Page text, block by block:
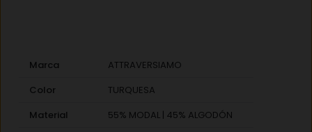
Marca
ATTRAVERSIAMO
Color
TURQUESA
Material
55% MODAL | 45% ALGODÓN